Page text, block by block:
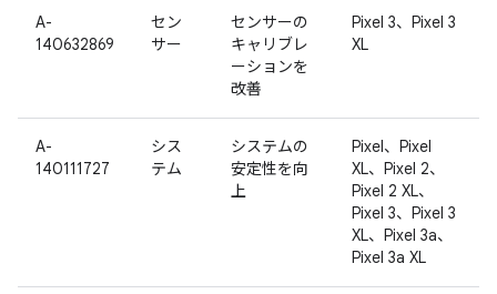
A-
140632869
セン
サー
センサーの
キャリブレ
ーションを
改善
Pixel 3、Pixel 3
XL
A-
140111727
シス
テム
システムの
安定性を向
上
Pixel、Pixel
XL、Pixel 2、
Pixel 2 XL、
Pixel 3、Pixel 3
XL、Pixel 3a、
Pixel 3a XL